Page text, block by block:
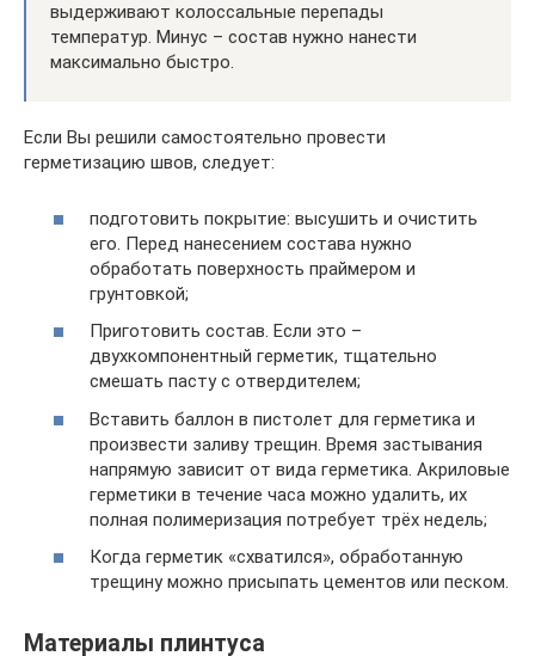
выдерживают колоссальные перепады
температур. Минус – состав нужно нанести
максимально быстро.
Если Вы решили самостоятельно провести
герметизацию швов, следует:
подготовить покрытие: высушить и очистить
его. Перед нанесением состава нужно
обработать поверхность праймером и
грунтовкой;
Приготовить состав. Если это –
двухкомпонентный герметик, тщательно
смешать пасту с отвердителем;
Вставить баллон в пистолет для герметика и
произвести заливу трещин. Время застывания
напрямую зависит от вида герметика. Акриловые
герметики в течение часа можно удалить, их
полная полимеризация потребует трёх недель;
Когда герметик «схватился», обработанную
трещину можно присыпать цементов или песком.
Материалы плинтуса